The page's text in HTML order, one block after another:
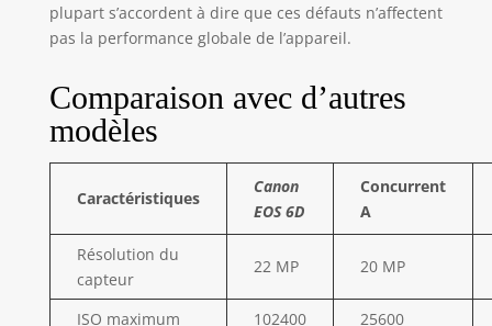
plupart s’accordent à dire que ces défauts n’affectent
pas la performance globale de l’appareil.
Comparaison avec d’autres
modèles
Caractéristiques
Canon
EOS 6D
Concurrent
A
Résolution du
capteur
22 MP 20 MP
ISO maximum 102400 25600